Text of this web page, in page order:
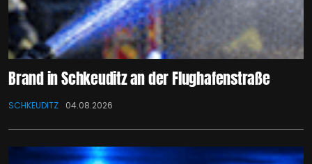
Brand in Schkeuditz an der Flughafenstraße
SCHKEUDITZ 04.08.2026